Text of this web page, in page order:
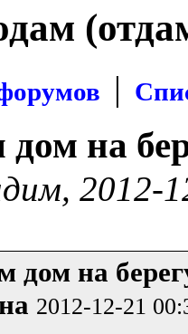
|
на
2012-
дом на
2012-12-21